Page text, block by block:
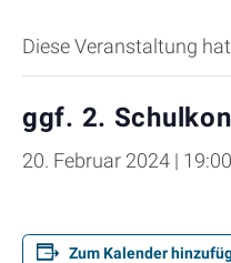
Diese Veranstaltung
ggf. 2.
20. Februar 2024 | 19:00
Zum Kalender